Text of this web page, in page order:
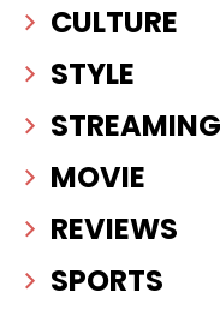
CULTURE
STYLE
STREAMING
MOVIE
REVIEWS
SPORTS